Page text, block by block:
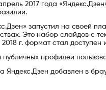
2017 года
запустил на своей
Это набор слайдов с
г. формат стал
публичных профилей
Яндекс.Дзен добавлен в